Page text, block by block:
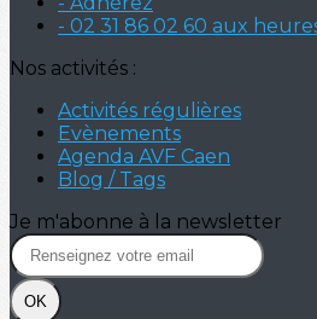
- 02 31 86 02 60 aux
Nos activités :
Activités régulières
Evènements
Agenda AVF Caen
Blog / Tags
Je m'abonne à la newsletter
OK